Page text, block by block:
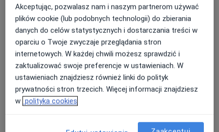
Tel.: 58 775 95 99, 58 770 28 20
Dojazd i parking
Placówki Centrum Medycznego POLMED w Gdyni
mieszczą się na terenie Centrum Handlowego Batory,
ul. 10 Lutego 11.
Przychodnie specjalistyczne
Akceptując, pozwalasz nam i naszym partnerom używać
plików cookie (lub podobnych technologii) do zbierania
danych do celów statystycznych i dostarczania treści w
oparciu o Twoje zwyczaje przeglądania stron
internetowych. W każdej chwili możesz sprawdzić i
zaktualizować swoje preferencje w ustawieniach. W
ustawieniach znajdziesz również linki do polityk
prywatności stron trzecich. Więcej informacji znajdziesz
w polityka cookies